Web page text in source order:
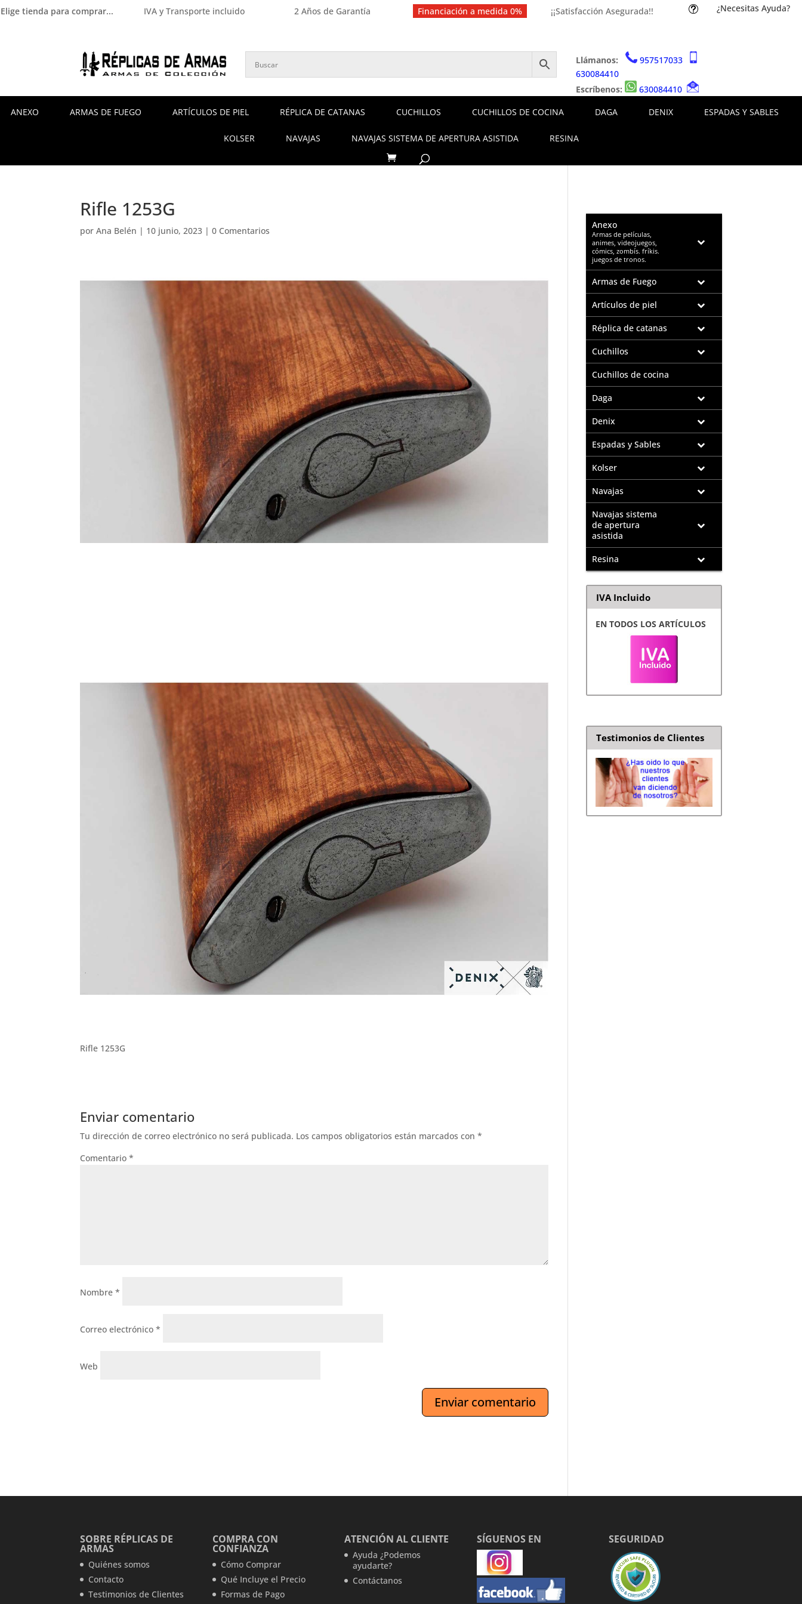
Elige tienda para comprar... IVA y Transporte incluido 2 Años de Garantía Financiación a medida 0% ¡¡Satisfacción Asegurada!! t ¿Necesitas Ayuda?
Llámanos:
957517033
630084410
Escríbenos:
630084410
ANEXO ARMAS DE FUEGO ARTÍCULOS DE PIEL RÉPLICA DE CATANAS CUCHILLOS CUCHILLOS DE COCINA DAGA DENIX ESPADAS Y SABLES
KOLSER NAVAJAS NAVAJAS SISTEMA DE APERTURA ASISTIDA RESINA
Rifle 1253G
porAna Belén | 10 junio, 2023 |0 Comentarios
Rifle 1253G
Enviar comentario
Tu dirección de correo electrónico no será publicada. Los campos obligatorios están marcados con*
Comentario*
Nombre*
Correo electrónico*
Web
Anexo
–
Armas de películas,
animes, videojuegos,
cómics, zombís. fríkis.
juegos de tronos.
Armas de Fuego
Artículos de piel
Réplica de catanas
Cuchillos
Cuchillos de cocina
Daga
Denix
Espadas y Sables
Kolser
Navajas
Navajas sistema
de apertura
asistida
Resina
IVA Incluido
EN TODOS LOS ARTÍCULOS
Testimonios de Clientes
SOBRE RÉPLICAS DE
ARMAS
Quiénes somos
Contacto
Testimonios de Clientes
COMPRA CON
CONFIANZA
Cómo Comprar
Qué Incluye el Precio
Formas de Pago
ATENCIÓN AL CLIENTE
Ayuda ¿Podemos
ayudarte?
Contáctanos
SÍGUENOS EN SEGURIDAD